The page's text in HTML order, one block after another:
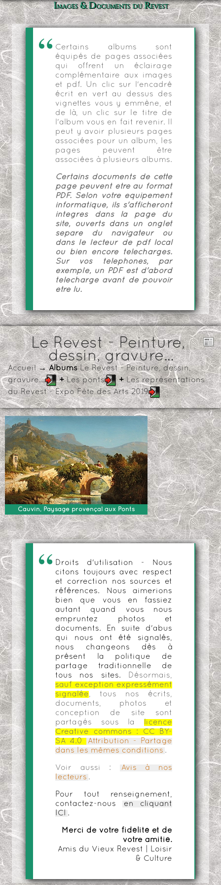
Images & Documents du Revest
Certains albums sont
équipés de pages associées
qui offrent un éclairage
complémentaire aux images
et pdf. Un clic sur l'encadré
écrit en vert au dessus des
vignettes vous y emmène, et
de là, un clic sur le titre de
l'album vous en fait revenir. Il
peut y avoir plusieurs pages
associées pour un album, les
pages peuvent être
associées à plusieurs albums.
Certains documents de cette
page peuvent être au format
PDF. Selon votre équipement
informatique, ils s'afficheront
intégrés dans la page du
site, ouverts dans un onglet
séparé du navigateur ou
dans le lecteur de pdf local
ou bien encore téléchargés.
Sur vos téléphones, par
exemple, un PDF est d'abord
téléchargé avant de pouvoir
être lu.
Le Revest - Peinture,
dessin, gravure...
Accueil→ AlbumsLe Revest - Peinture, dessin,
gravure...
+Les ponts +Les représentations
du Revest - Expo Fête des Arts 2019
Cauvin, Paysage provençal aux Ponts
Droits d'utilisation - Nous
citons toujours avec respect
et correction nos sources et
références. Nous aimerions
bien que vous en fassiez
autant quand vous nous
empruntez photos et
documents. En suite d'abus
qui nous ont été signalés,
nous changeons dès à
présent la politique de
partage traditionnelle de
tous nos sites.
Désormais,
sauf exception expressément
signalée, tous nos écrits,
documents, photos et
conception de site sont
partagés sous la
licence
Creative commons :
CC BY-
SA 4.0
Attribution - Partage
dans les mêmes conditions .
Voir aussi :
Avis à nos
lecteurs .
Pour tout renseignement,
contactez-nous
en cliquant
ICI
.
Merci de votre fidélité et de
votre amitié.
Amis du Vieux Revest | Loisir
& Culture